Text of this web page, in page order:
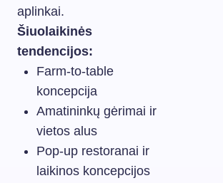
aplinkai.
Šiuolaikinės
tendencijos:
Farm-to-table
koncepcija
Amatininkų gėrimai ir
vietos alus
Pop-up restoranai ir
laikinos koncepcijos